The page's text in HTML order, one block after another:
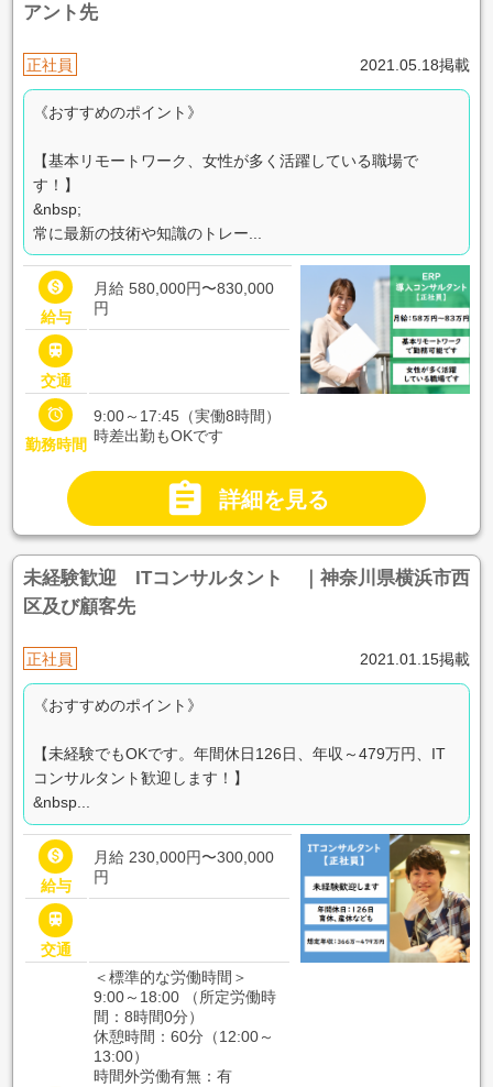
アント先
正社員 2021.05.18掲載
《おすすめのポイント》
【基本リモートワーク、女性が多く活躍している職場で
す！】
&nbsp;
常に最新の技術や知識のトレー...

給与
月給 580,000円〜830,000
円

交通

勤務時間
9:00～17:45（実働8時間）
時差出勤もOKです
 詳細を見る
未経験歓迎 ITコンサルタント ｜神奈川県横浜市西
区及び顧客先
正社員 2021.01.15掲載
《おすすめのポイント》
【未経験でもOKです。年間休日126日、年収～479万円、IT
コンサルタント歓迎します！】
&nbsp...

給与
月給 230,000円〜300,000
円

交通
＜標準的な労働時間＞
9:00～18:00 （所定労働時
間：8時間0分）
休憩時間：60分（12:00～
13:00）
時間外労働有無：有